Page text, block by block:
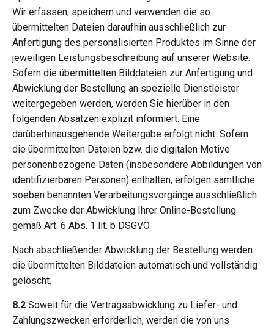
Wir erfassen, speichern und verwenden die so
übermittelten Dateien daraufhin ausschließlich zur
Anfertigung des personalisierten Produktes im Sinne der
jeweiligen Leistungsbeschreibung auf unserer Website.
Sofern die übermittelten Bilddateien zur Anfertigung und
Abwicklung der Bestellung an spezielle Dienstleister
weitergegeben werden, werden Sie hierüber in den
folgenden Absätzen explizit informiert. Eine
darüberhinausgehende Weitergabe erfolgt nicht. Sofern
die übermittelten Dateien bzw. die digitalen Motive
personenbezogene Daten (insbesondere Abbildungen von
identifizierbaren Personen) enthalten, erfolgen sämtliche
soeben benannten Verarbeitungsvorgänge ausschließlich
zum Zwecke der Abwicklung Ihrer Online-Bestellung
gemäß Art. 6 Abs. 1 lit. b DSGVO.
Nach abschließender Abwicklung der Bestellung werden
die übermittelten Bilddateien automatisch und vollständig
gelöscht.
8.2 Soweit für die Vertragsabwicklung zu Liefer- und
Zahlungszwecken erforderlich, werden die von uns